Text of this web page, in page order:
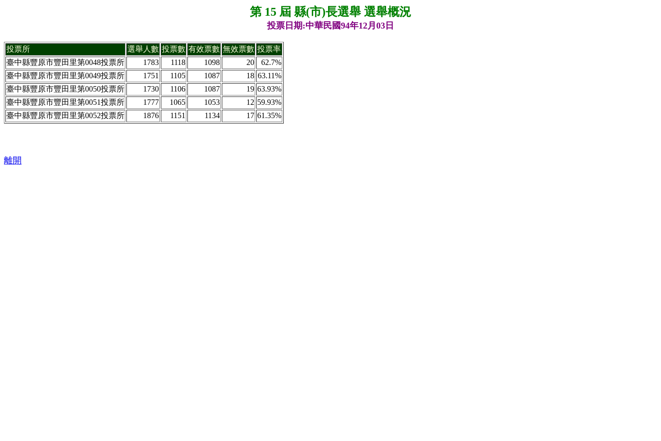
第 15 屆 縣(市)長選舉 選舉概況
投票日期:中華民國94年12月03日
投票所 選舉人數 投票數 有效票數 無效票數 投票率
臺中縣豐原市豐田里第0048投票所
1783 1118 1098 20
62.7%
臺中縣豐原市豐田里第0049投票所
1751 1105 1087 18 63.11%
臺中縣豐原市豐田里第0050投票所
1730 1106 1087 19 63.93%
臺中縣豐原市豐田里第0051投票所
1777 1065 1053 12 59.93%
臺中縣豐原市豐田里第0052投票所
1876 1151 1134 17 61.35%
離開